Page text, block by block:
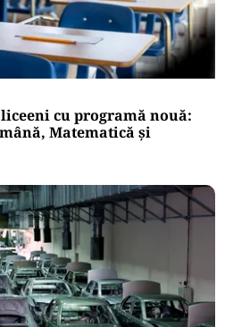
cu programă nouă:
Matematică și